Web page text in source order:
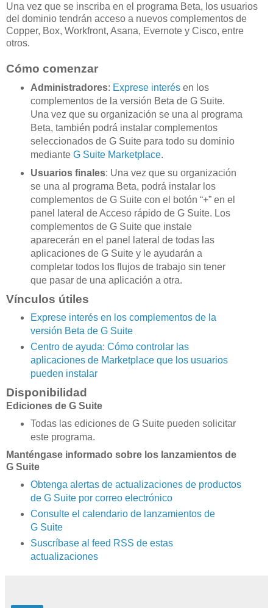
Una vez que se inscriba en el programa Beta, los usuarios
del dominio tendrán acceso a nuevos complementos de
Copper, Box, Workfront, Asana, Evernote y Cisco, entre
otros.
Cómo comenzar
Administradores: Exprese interésen los
complementos de la versión Beta de G Suite.
Una vez que su organización se una al programa
Beta, también podrá instalar complementos
seleccionados de G Suite para todo su dominio
mediante G Suite Marketplace.
Usuarios finales: Una vez que su organización
se una al programa Beta, podrá instalar los
complementos de G Suite con el botón “+” en el
panel lateral de Acceso rápido de G Suite. Los
complementos de G Suite que instale
aparecerán en el panel lateral de todas las
aplicaciones de G Suite y le ayudarán a
completar todos los flujos de trabajo sin tener
que pasar de una aplicación a otra.
Vínculos útiles
Exprese interés en los complementos de la
versión Beta de G Suite
Centro de ayuda: Cómo controlar las
aplicaciones de Marketplace que los usuarios
pueden instalar
Disponibilidad
Ediciones de G Suite
Todas las ediciones de G Suite pueden solicitar
este programa.
Manténgase informado sobre los lanzamientos de
G Suite
Obtenga alertas de actualizaciones de productos
de G Suite por correo electrónico
Consulte el calendario de lanzamientos de
G Suite
Suscríbase al feed RSS de estas
actualizaciones